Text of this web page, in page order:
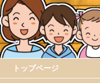
トップページ